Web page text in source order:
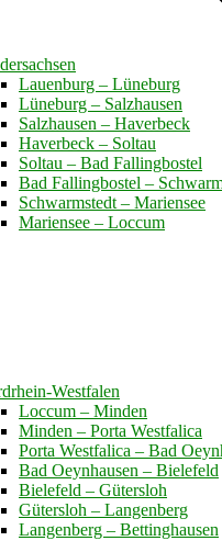
Lauenburg – Lüneburg
Lüneburg – Salzhausen
Salzhausen – Haverbeck
Haverbeck – Soltau
Soltau – Bad Fallingbostel
Bad Fallingbostel –
Schwarmstedt – Mariensee
Mariensee – Loccum
Westfalen
Loccum – Minden
Minden – Porta Westfalica
Porta Westfalica – Bad
Bad Oeynhausen – Bielefeld
Bielefeld – Gütersloh
Gütersloh – Langenberg
Langenberg – Bettinghausen